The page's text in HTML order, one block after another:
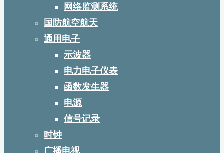
网络监测系统
国防航空航天
通用电子
示波器
电力电子仪表
函数发生器
电源
信号记录
时钟
广播电视